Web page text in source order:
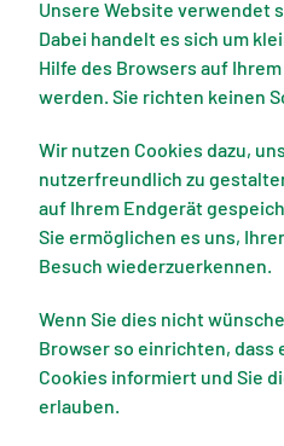
Unsere Website verwendet
Dabei handelt es sich um
Hilfe des Browsers auf
werden. Sie richten keinen
Wir nutzen Cookies dazu,
nutzerfreundlich zu
auf Ihrem Endgerät
Sie ermöglichen es uns,
Besuch wiederzuerkennen.
Wenn Sie dies nicht
Browser so einrichten, dass
Cookies informiert und Sie
erlauben.